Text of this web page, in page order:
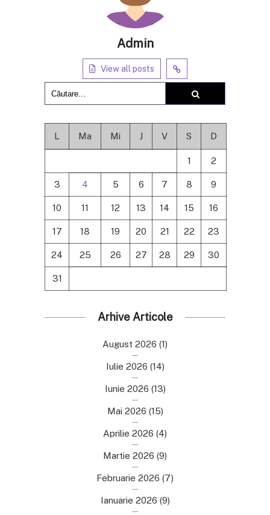
Admin
View all posts
L Ma Mi J V S D
1 2
3 4 5 6 7 8 9
10 11 12 13 14 15 16
17 18 19 20 21 22 23
24 25 26 27 28 29 30
31
Arhive Articole
August 2026 (1)
Iulie 2026 (14)
Iunie 2026 (13)
Mai 2026 (15)
Aprilie 2026 (4)
Martie 2026 (9)
Februarie 2026 (7)
Ianuarie 2026 (9)